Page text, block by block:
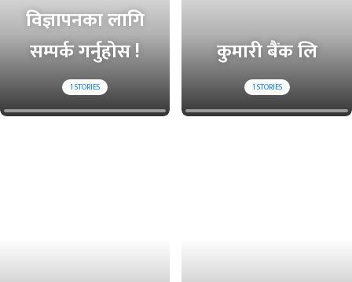
विज्ञापनका लागि
सम्पर्क गर्नुहोस !
1STORIES
कुमारी बैंक लि
1STORIES